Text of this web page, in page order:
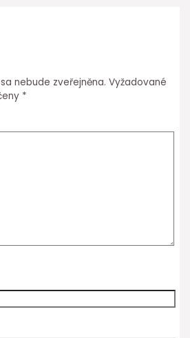
nebude zveřejněna. Vyžadované
*